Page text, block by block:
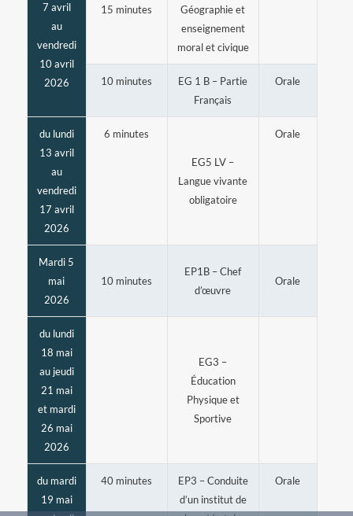
7 avril
au
vendredi
10 avril
2026
15 minutes
Géographie et
enseignement
moral et civique
10 minutes
EG 1 B – Partie
Français
Orale
du lundi
13 avril
au
vendredi
17 avril
2026
6 minutes
EG5 LV –
Langue vivante
obligatoire
Orale
Mardi 5
mai
2026
10 minutes
EP1B – Chef
d’œuvre
Orale
du lundi
18 mai
au jeudi
21 mai
et mardi
26 mai
2026
EG3 –
Éducation
Physique et
Sportive
du mardi
19 mai
40 minutes
EP3 – Conduite
d’un institut de
Orale